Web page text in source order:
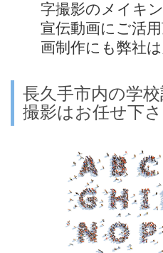
字撮影のメイキ
宣伝動画にご活
画制作にも弊社
長久手市内の学
撮影はお任せ下